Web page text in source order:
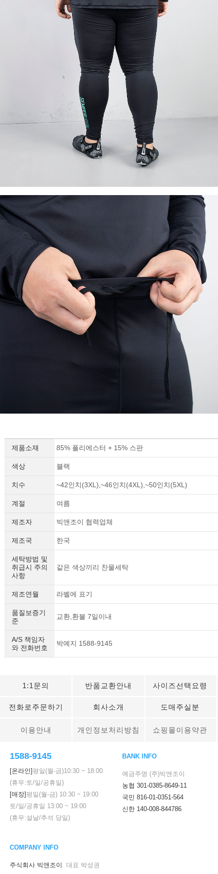
제품소재 85% 폴리에스터 + 15% 스판
색상 블랙
치수 ~42인치(3XL),~46인치(4XL),~50인치(5XL)
계절 여름
제조자 빅앤조이 협력업체
제조국 한국
세탁방법 및
취급시 주의
사항
같은 색상끼리 찬물세탁
제조연월 라벨에 표기
품질보증기
준
교환,환불 7일이내
A/S 책임자
와 전화번호
박예지 1588-9145
1:1문의 반품교환안내 사이즈선택요령
전화로주문하기 회사소개 도매주실분
이용안내 개인정보처리방침 쇼핑몰이용약관
1588-9145
[온라인]평일(월-금)10:30 ~ 18:00
(휴무:토/일/공휴일)
[매장]평일(월-금) 10:30 ~ 19:00
토/일/공휴일 13:00 ~ 19:00
(휴무:설날/추석 당일)
BANK INFO
예금주명 (주)빅앤조이
농협 301-0385-8649-11
국민 816-01-0351-564
신한 140-008-844786
COMPANY INFO
주식회사 빅앤조이
대표 박성권